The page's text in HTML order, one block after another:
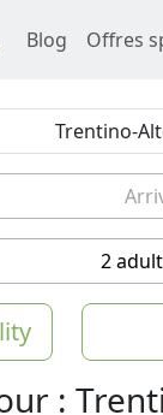
Blog Offres
2
: